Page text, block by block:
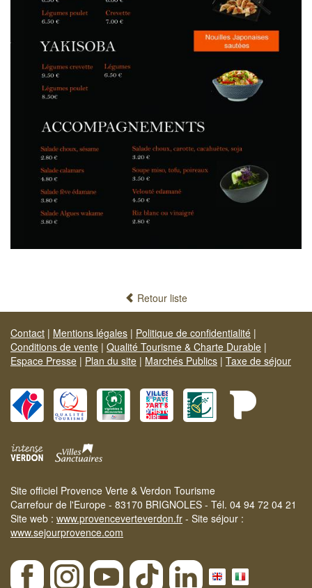
Retour liste
Contact | Mentions légales | Politique de confidentialité |
Conditions de vente | Qualité Tourisme & Charte Durable |
Espace Presse | Plan du site | Marchés Publics | Taxe de séjour
Site officiel Provence Verte & Verdon Tourisme
Carrefour de l'Europe - 83170 BRIGNOLES - Tél. 04 94 72 04 21
Site web : www.provenceverteverdon.fr - Site séjour :
www.sejourprovence.com